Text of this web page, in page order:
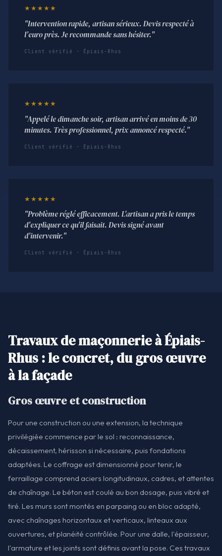
★★★★★
"Intervention rapide, artisan sérieux. Devis respecté à
l'euro près. Je recommande sans hésiter."
Client vérifié · Épiais-Rhus
★★★★★
"Appelé le dimanche soir, artisan arrivé en moins de 30
minutes. Très professionnel, prix annoncé respecté."
Client vérifié · Épiais-Rhus
★★★★★
"Problème réglé efficacement. L'artisan a pris le temps
d'expliquer ce qu'il faisait. Devis signé avant
d'intervenir."
Client vérifié · Épiais-Rhus
Travaux de maçonnerie à Épiais-
Rhus : le concret, du gros œuvre
à la façade
Gros œuvre et construction
Pour une construction ou une extension, la technique
privilégiée commence par le sol : reconnaissance,
décaissement, hérisson si nécessaire, puis fondations
adaptées. Le coffrage est dimensionné pour tenir, le
ferraillage comprend aciers longitudinaux, cadres, et attentes
de chaînage. Le béton est coulé au bon dosage, puis vibré et
tiré. Les murs sont montés en parpaing ou en bloc adapté,
avec chaînages horizontaux et verticaux, linteaux aux
ouvertures, et planéité contrôlée. Pour une dalle, l'épaisseur,
l'armature et les joints sont définis avant la pose. Ces travaux